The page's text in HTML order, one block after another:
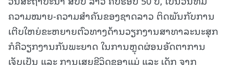
ຄວາມໝາຍ-ຄວາມສໍາຄັນຂອງຊາດລາວ ຕິດພັນກັບການ
ເຕີບໃຫຍ່ຂະຫຍາຍຕົວທາງດ້ານວຽກງານສາທາລະນະສຸກ
ກໍຄືວຽກງານກັນພະຍາດ ໃນການຫຼຸດຜ່ອນອັດຕາການ
ເຈັບເປັນ ແລະ ການເສຍຊີວິດຂອງແມ່ ແລະ ເດັກ ຈາກ